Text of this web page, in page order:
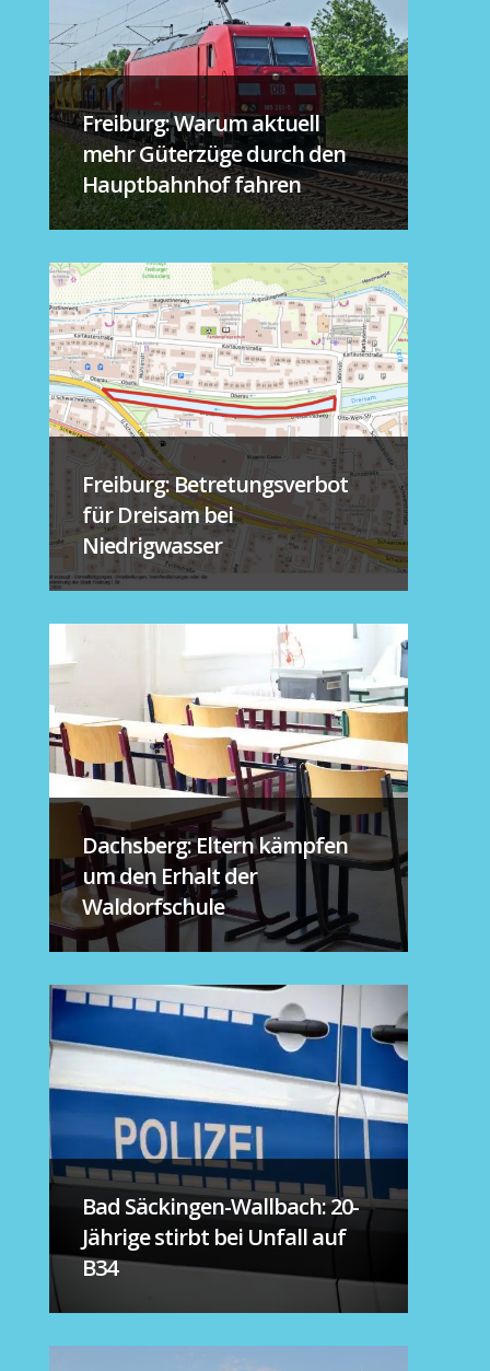
Freiburg: Warum aktuell
mehr Güterzüge durch den
Hauptbahnhof fahren
Freiburg: Betretungsverbot
für Dreisam bei
Niedrigwasser
Dachsberg: Eltern kämpfen
um den Erhalt der
Waldorfschule
Bad Säckingen-Wallbach: 20-
Jährige stirbt bei Unfall auf
B34